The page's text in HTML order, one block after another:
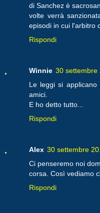
di Sanchez è
volte verrà
episodi in cui l'arbitro
Rispondi
Winnie 30 settembre
Le leggi si
amici.
E ho detto tutto...
Rispondi
Alex 30 settembre
Ci penseremo noi
corsa. Così vediamo
Rispondi